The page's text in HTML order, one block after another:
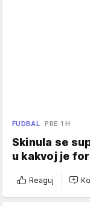
FUDBAL PRE 1 H
Skinula se
u kakvoj je
Reaguj